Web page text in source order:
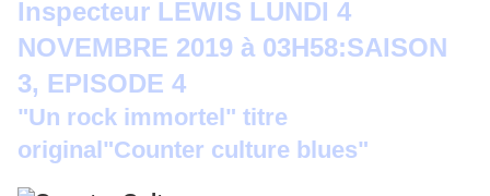
Inspecteur LEWIS LUNDI 4
NOVEMBRE 2019 à 03H58:SAISON
3, EPISODE 4
"Un rock immortel" titre
original"Counter culture blues"